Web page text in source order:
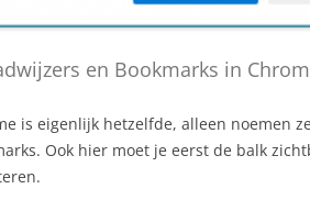
en Bookmarks in
is eigenlijk hetzelfde, alleen noemen
Ook hier moet je eerst de balk